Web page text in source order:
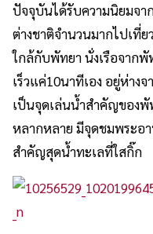
ปัจจุบันได้รับความนิยมจา
ต่างชาติจำนวนมากไปเที่ย
ใกล้กับพัทยา นั่งเรือจากพั
เร็วแค่10นาทีเอง อยู่ห่าง
เป็นจุดเล่นน้ำสำคัญของพั
หลากหลาย มีจุดชมพระอ
สำคัญสุดน้ำทะเลที่ใสกิ๊ก